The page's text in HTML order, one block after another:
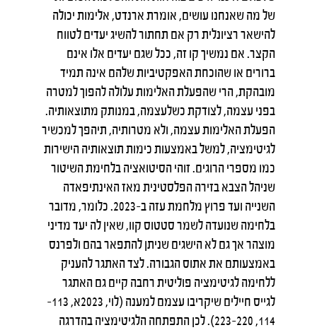
של מה שאנחנו עושים, אומרת ארנדט, אלימות יכולה
להישאר רציונלית רק אם תחתור להשיג יעדים לטווח
הקצר. אם נמשיך קו זה, ככל שגם יעדים אלו אינם
ברורים או שהוכחת האפקטיביות שלהם אינה תמיד
מובהקת, הרי שהפעלת האלימות עלולה להפוך למטרה
בפני עצמה, לצודקת כשלעצמה, במנותק מתוצאותיה.
הפעלת האלימות עצמה, ולא מטרותיה, תיהפך למכשיר
לגיטימציה, למשל באמצעות כימות תוצאותיה הישירות
כמו מספרי הרוגים. זוהי הסיטואציה בלחימת השיטור
שניהל הצבא בזירה הפלסטינית מאז האינתיפאדה
השנייה ועד פרוץ מלחמת עזה ב-2023. כלומר, מדובר
בלחימה שנועדה לשמר סטטוס קוו, שאין לה יעד מדיני
מוצהר אך גם לא הישגים שניתן להתפאר בהם ולפרנס
באמצעותם את אתוס הגבורה. לצד האתגר להעניק
ללחימה לגיטימציה פוליטית רחבה קיים גם האתגר
לגייס חיילים שיקריבו עצמם למענה (לוי, 2023א, 113–
114, 220–223). לכן התפתחה הלגיטימציה בהדרגה